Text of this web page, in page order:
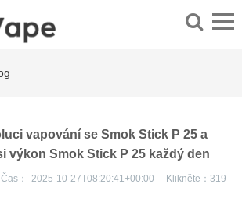
vapování se Smok Stick P 25 a
výkon Smok Stick P 25 každý den
Čas： 2025-10-27T08:20:41+00:00 Klikněte： 319